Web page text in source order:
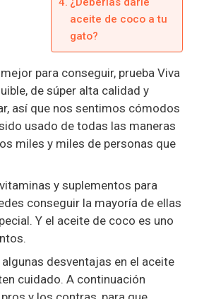
aceite de coco a tu
gato?
para conseguir, prueba Viva
de súper alta calidad y
así que nos sentimos cómodos
usado de todas las maneras
miles y miles de personas que
y suplementos para
conseguir la mayoría de ellas
Y el aceite de coco es uno
algunas desventajas en el aceite
cuidado. A continuación